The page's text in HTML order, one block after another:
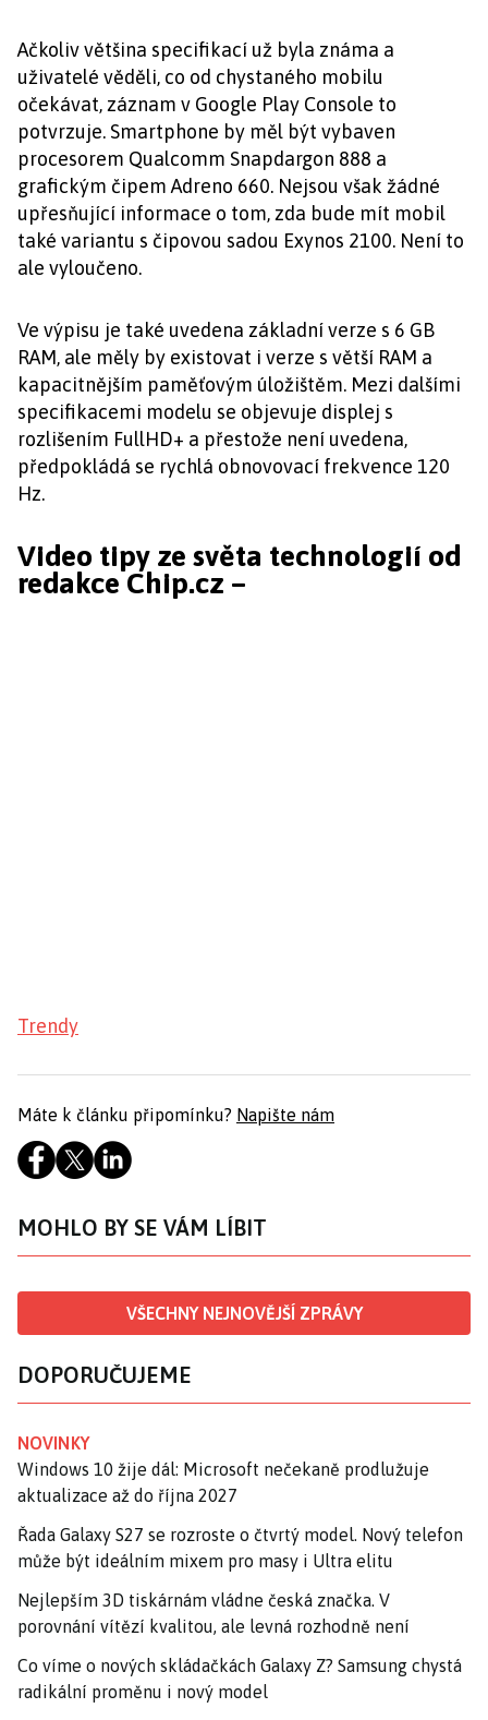
Ačkoliv většina specifikací už byla známa a
uživatelé věděli, co od chystaného mobilu
očekávat, záznam v Google Play Console to
potvrzuje. Smartphone by měl být vybaven
procesorem Qualcomm Snapdargon 888 a
grafickým čipem Adreno 660. Nejsou však žádné
upřesňující informace o tom, zda bude mít mobil
také variantu s čipovou sadou Exynos 2100. Není to
ale vyloučeno.
Ve výpisu je také uvedena základní verze s 6 GB
RAM, ale měly by existovat i verze s větší RAM a
kapacitnějším paměťovým úložištěm. Mezi dalšími
specifikacemi modelu se objevuje displej s
rozlišením FullHD+ a přestože není uvedena,
předpokládá se rychlá obnovovací frekvence 120
Hz.
Video tipy ze světa technologií od
redakce Chip.cz –
Trendy
Máte k článku připomínku? Napište nám
MOHLO BY SE VÁM LÍBIT
VŠECHNY NEJNOVĚJŠÍ ZPRÁVY
DOPORUČUJEME
NOVINKY
Windows 10 žije dál: Microsoft nečekaně prodlužuje
aktualizace až do října 2027
Řada Galaxy S27 se rozroste o čtvrtý model. Nový telefon
může být ideálním mixem pro masy i Ultra elitu
Nejlepším 3D tiskárnám vládne česká značka. V
porovnání vítězí kvalitou, ale levná rozhodně není
Co víme o nových skládačkách Galaxy Z? Samsung chystá
radikální proměnu i nový model